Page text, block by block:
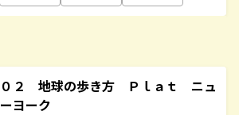
０２ 地球の歩き方 Ｐｌａｔ ニュ
ーヨーク